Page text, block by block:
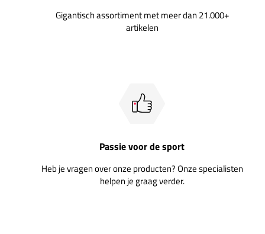
Gigantisch assortiment met meer dan 21.000+
artikelen
Passie voor de sport
Heb je vragen over onze producten? Onze specialisten
helpen je graag verder.